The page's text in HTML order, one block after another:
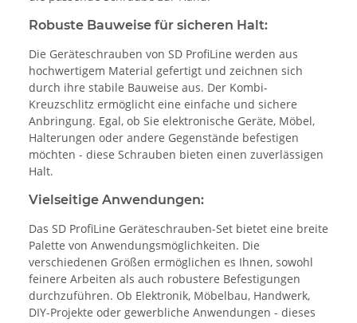
Robuste Bauweise für sicheren Halt:
Die Geräteschrauben von SD ProfiLine werden aus
hochwertigem Material gefertigt und zeichnen sich
durch ihre stabile Bauweise aus. Der Kombi-
Kreuzschlitz ermöglicht eine einfache und sichere
Anbringung. Egal, ob Sie elektronische Geräte, Möbel,
Halterungen oder andere Gegenstände befestigen
möchten - diese Schrauben bieten einen zuverlässigen
Halt.
Vielseitige Anwendungen:
Das SD ProfiLine Geräteschrauben-Set bietet eine breite
Palette von Anwendungsmöglichkeiten. Die
verschiedenen Größen ermöglichen es Ihnen, sowohl
feinere Arbeiten als auch robustere Befestigungen
durchzuführen. Ob Elektronik, Möbelbau, Handwerk,
DIY-Projekte oder gewerbliche Anwendungen - dieses